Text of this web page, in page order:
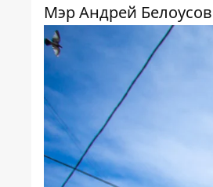
Мэр Андрей